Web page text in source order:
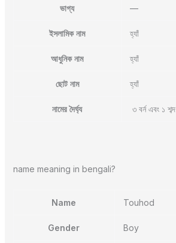
ভাগ্য —
ইসলামিক নাম হ্যাঁ
আধুনিক নাম হ্যাঁ
ছোট নাম হ্যাঁ
নামের দৈর্ঘ্য ৩ বর্ন এবং ১ শব্দ
name meaning in bengali?
Name Touhod
Gender Boy